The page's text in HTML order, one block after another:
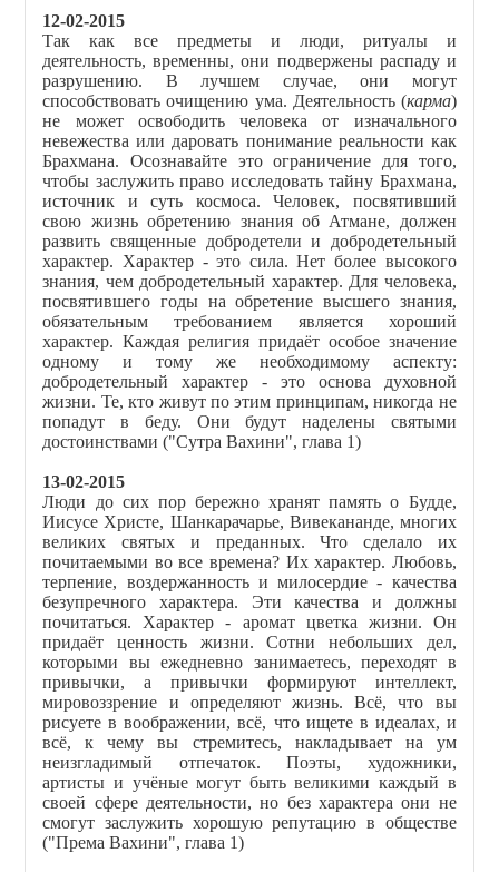
12-02-2015
Так как все предметы и люди, ритуалы и
деятельность, временны, они подвержены распаду и
разрушению. В лучшем случае, они могут
способствовать очищению ума. Деятельность (карма)
не может освободить человека от изначального
невежества или даровать понимание реальности как
Брахмана. Осознавайте это ограничение для того,
чтобы заслужить право исследовать тайну Брахмана,
источник и суть космоса. Человек, посвятивший
свою жизнь обретению знания об Атмане, должен
развить священные добродетели и добродетельный
характер. Характер - это сила. Нет более высокого
знания, чем добродетельный характер. Для человека,
посвятившего годы на обретение высшего знания,
обязательным требованием является хороший
характер. Каждая религия придаёт особое значение
одному и тому же необходимому аспекту:
добродетельный характер - это основа духовной
жизни. Те, кто живут по этим принципам, никогда не
попадут в беду. Они будут наделены святыми
достоинствами ("Сутра Вахини", глава 1)
13-02-2015
Люди до сих пор бережно хранят память о Будде,
Иисусе Христе, Шанкарачарье, Вивекананде, многих
великих святых и преданных. Что сделало их
почитаемыми во все времена? Их характер. Любовь,
терпение, воздержанность и милосердие - качества
безупречного характера. Эти качества и должны
почитаться. Характер - аромат цветка жизни. Он
придаёт ценность жизни. Сотни небольших дел,
которыми вы ежедневно занимаетесь, переходят в
привычки, а привычки формируют интеллект,
мировоззрение и определяют жизнь. Всё, что вы
рисуете в воображении, всё, что ищете в идеалах, и
всё, к чему вы стремитесь, накладывает на ум
неизгладимый отпечаток. Поэты, художники,
артисты и учёные могут быть великими каждый в
своей сфере деятельности, но без характера они не
смогут заслужить хорошую репутацию в обществе
("Према Вахини", глава 1)